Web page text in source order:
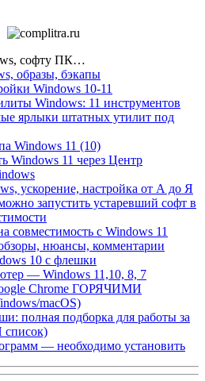
софту ПК…
образы, бэкапы
Windows 10-11
Windows: 11 инструментов
ярлыки штатных утилит под
Windows 11 (10)
Windows 11 через Центр
ускорение, настройка от А до Я
запустить устаревший софт в
совместимость с Windows 11
нюансы, комментарии
10 с флешки
— Windows 11,10, 8, 7
Chrome ГОРЯЧИМИ
macOS)
полная подборка для работы за
— необходимо установить